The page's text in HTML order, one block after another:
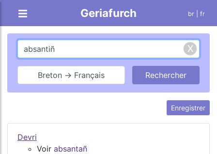
Geriafurch br | fr
Breton → Français
Enregistrer
Devri
Voir absantañ